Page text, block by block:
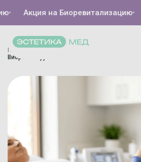
Акция на Биоревитализацию•
Главная Каталог Аппаратная
Вибро+Вакуумный массаж